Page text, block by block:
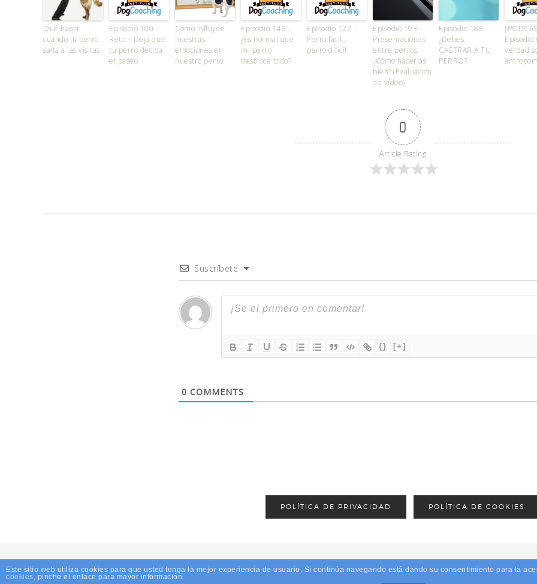
Qué hacer
cuando tu perro
salta a las visitas
Episodio 100 –
Reto – Deja que
tu perro decida
el paseo
Cómo influyen
nuestras
emociones en
nuestro perro
Episodio 146 –
¿Es normal que
mi perro
destroce todo?
Episodio 127 –
Perro fácil…
perro difícil
Episodio 193 –
Presentaciones
entre perros,
¿Cómo hacerlas
bien? (Evaluación
de vídeo)
Episodio 188 –
¿Debes
CASTRAR A TU
PERRO?
Episodio
verdad
0
Article Rating
Suscríbete
{} [+]
0 COMMENTS
POLÍTICA DE PRIVACIDAD POLÍTICA DE COOKIES
© 2026 · PRETTY CREATIVE WORDPRESS THEME BY,PRETTY DARN CUTE
Este sitio web utiliza cookies para que usted tenga la mejor experiencia de usuario. Si continúa navegando está dando su consentimiento para la
cookies, pinche el enlace para mayor información.